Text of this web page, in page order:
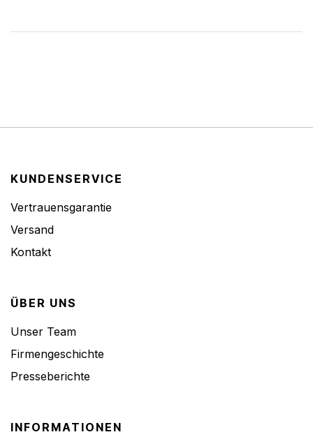
KUNDENSERVICE
Vertrauensgarantie
Versand
Kontakt
ÜBER UNS
Unser Team
Firmengeschichte
Presseberichte
INFORMATIONEN